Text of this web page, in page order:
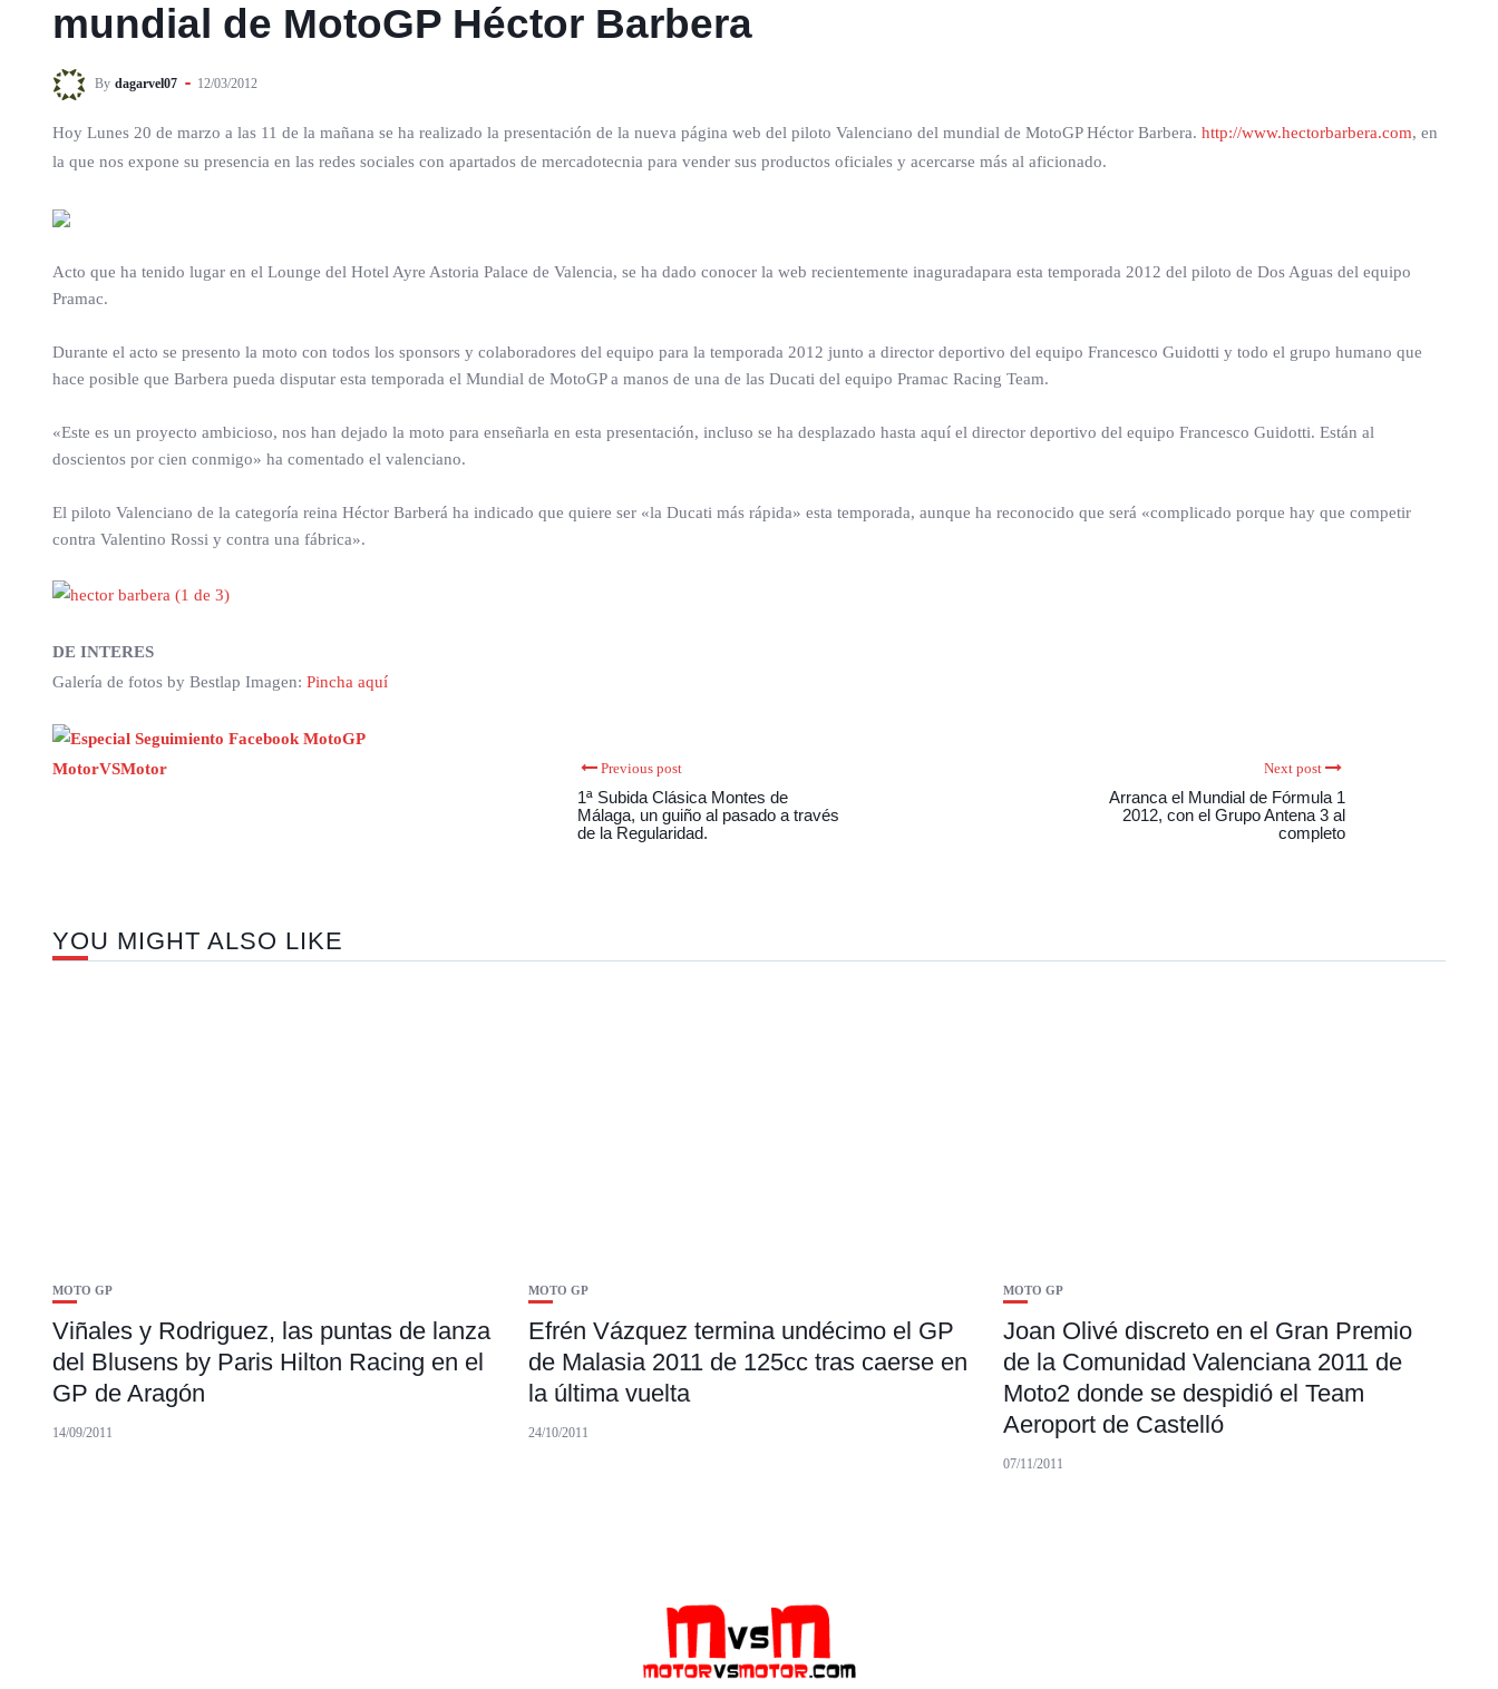
mundial de MotoGP Héctor Barbera
By dagarvel07 12/03/2012
Hoy Lunes 20 de marzo a las 11 de la mañana se ha realizado la presentación de la nueva página web del piloto Valenciano del mundial de MotoGP Héctor Barbera. http://www.hectorbarbera.com, en
la que nos expone su presencia en las redes sociales con apartados de mercadotecnia para vender sus productos oficiales y acercarse más al aficionado.
Acto que ha tenido lugar en el Lounge del Hotel Ayre Astoria Palace de Valencia, se ha dado conocer la web recientemente inaguradapara esta temporada 2012 del piloto de Dos Aguas del equipo
Pramac.
Durante el acto se presento la moto con todos los sponsors y colaboradores del equipo para la temporada 2012 junto a director deportivo del equipo Francesco Guidotti y todo el grupo humano que
hace posible que Barbera pueda disputar esta temporada el Mundial de MotoGP a manos de una de las Ducati del equipo Pramac Racing Team.
«Este es un proyecto ambicioso, nos han dejado la moto para enseñarla en esta presentación, incluso se ha desplazado hasta aquí el director deportivo del equipo Francesco Guidotti. Están al
doscientos por cien conmigo» ha comentado el valenciano.
El piloto Valenciano de la categoría reina Héctor Barberá ha indicado que quiere ser «la Ducati más rápida» esta temporada, aunque ha reconocido que será «complicado porque hay que competir
contra Valentino Rossi y contra una fábrica».
DE INTERES
Galería de fotos by Bestlap Imagen: Pincha aquí
Previous post
1ª Subida Clásica Montes de
Málaga, un guiño al pasado a través
de la Regularidad.
Next post
Arranca el Mundial de Fórmula 1
2012, con el Grupo Antena 3 al
completo
YOU MIGHT ALSO LIKE
MOTO GP
Viñales y Rodriguez, las puntas de lanza
del Blusens by Paris Hilton Racing en el
GP de Aragón
14/09/2011
MOTO GP
Efrén Vázquez termina undécimo el GP
de Malasia 2011 de 125cc tras caerse en
la última vuelta
24/10/2011
MOTO GP
Joan Olivé discreto en el Gran Premio
de la Comunidad Valenciana 2011 de
Moto2 donde se despidió el Team
Aeroport de Castelló
07/11/2011